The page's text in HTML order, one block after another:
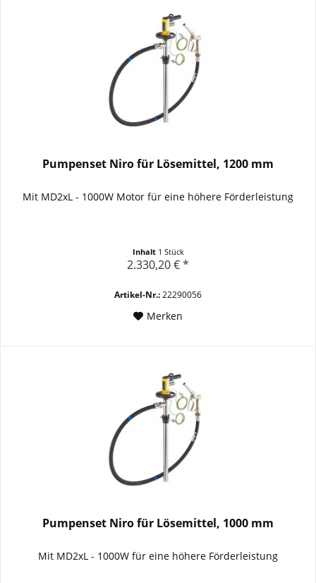
Pumpenset Niro für Lösemittel, 1200 mm
Mit MD2xL - 1000W Motor für eine höhere Förderleistung
Inhalt 1 Stück
2.330,20 € *
Artikel-Nr.:22290056
Merken
Pumpenset Niro für Lösemittel, 1000 mm
Mit MD2xL - 1000W für eine höhere Förderleistung